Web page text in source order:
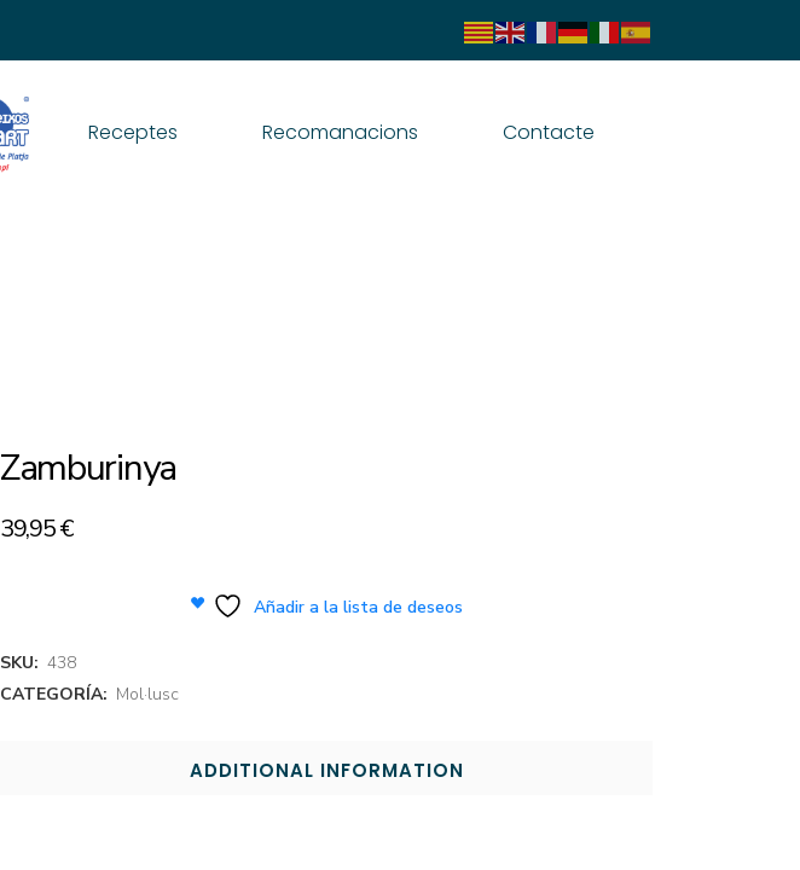
Receptes Recomanacions Contacte
Zamburinya
39,95€
Añadir a la lista de deseos
SKU: 438
CATEGORÍA: Mol·lusc
ADDITIONAL INFORMATION